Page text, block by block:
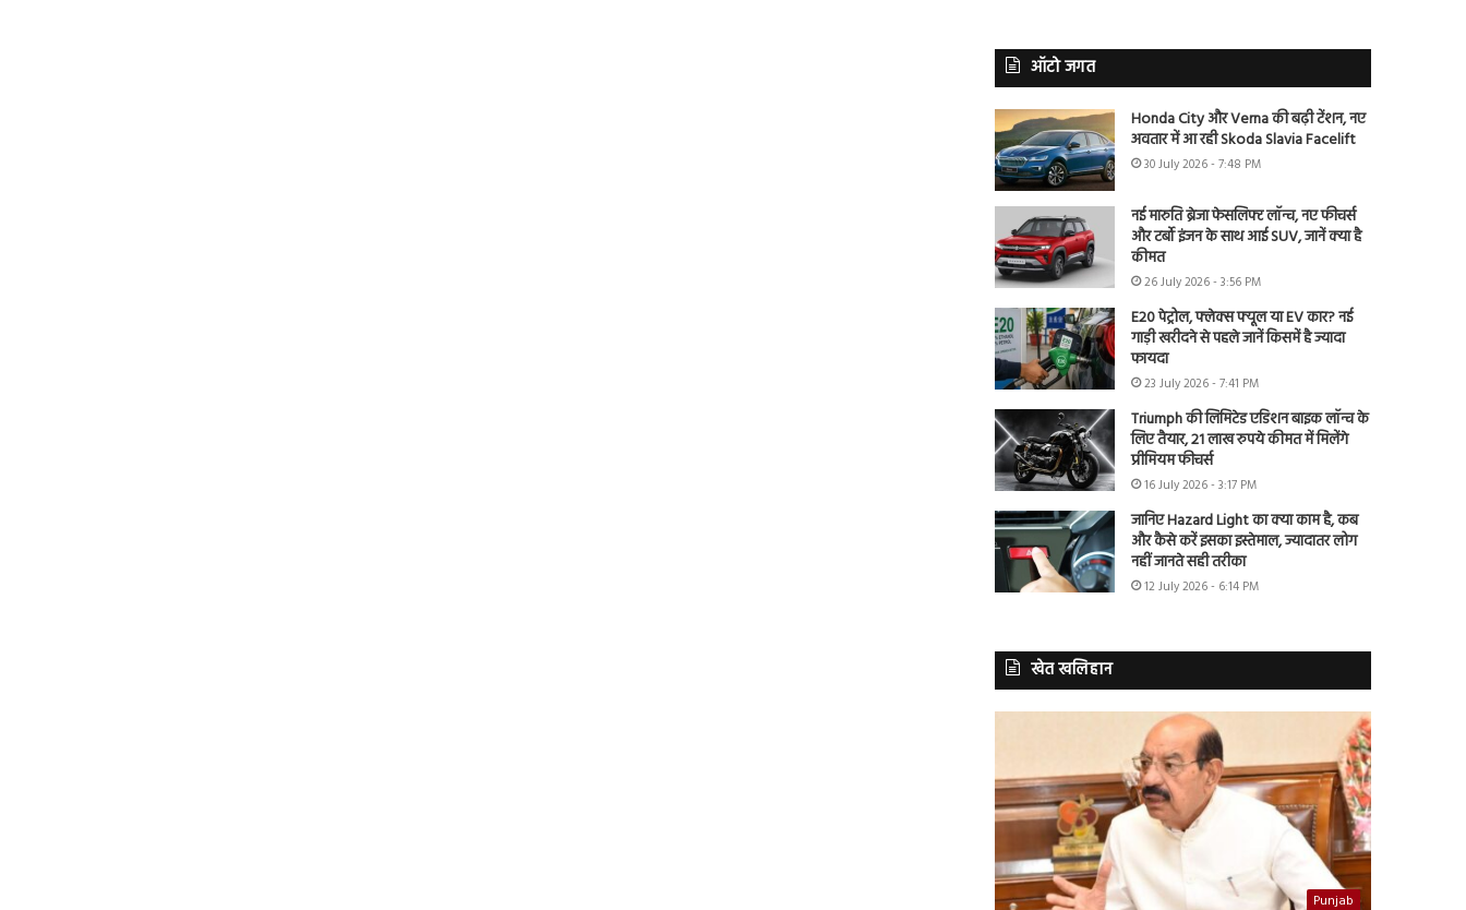
ऑटो जगत
Honda City और Verna की बढ़ी टेंशन, नए
अवतार में आ रही Skoda Slavia Facelift
30 July 2026 - 7:48 PM
नई मारुति ब्रेजा फेसलिफ्ट लॉन्च, नए फीचर्स
और टर्बो इंजन के साथ आई SUV, जानें क्या है
कीमत
26 July 2026 - 3:56 PM
E20 पेट्रोल, फ्लेक्स फ्यूल या EV कार? नई
गाड़ी खरीदने से पहले जानें किसमें है ज्यादा
फायदा
23 July 2026 - 7:41 PM
Triumph की लिमिटेड एडिशन बाइक लॉन्च के
लिए तैयार, 21 लाख रुपये कीमत में मिलेंगे
प्रीमियम फीचर्स
16 July 2026 - 3:17 PM
जानिए Hazard Light का क्या काम है, कब
और कैसे करें इसका इस्तेमाल, ज्यादातर लोग
नहीं जानते सही तरीका
12 July 2026 - 6:14 PM
खेत खलिहान
Punjab